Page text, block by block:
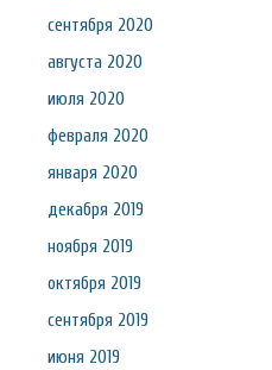
сентября 2020
августа 2020
июля 2020
февраля 2020
января 2020
декабря 2019
ноября 2019
октября 2019
сентября 2019
июня 2019